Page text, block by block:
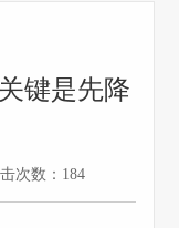
键是先降
次数：184